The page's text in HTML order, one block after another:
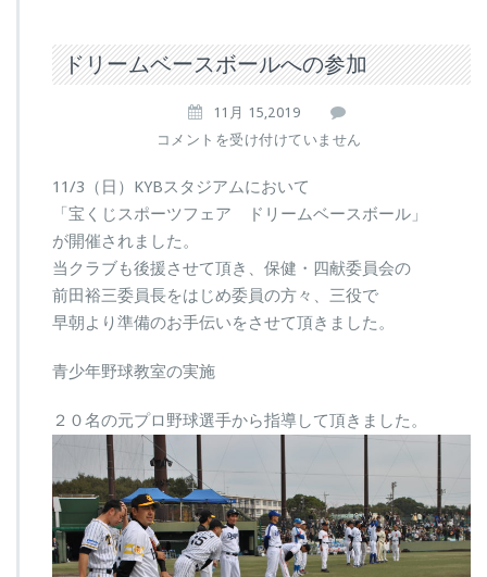
ドリームベースボールへの参加
11月 15,2019
ド
ー
ベ
ー
ス
ボ
ー
ル
の
加
は
コメントを受け付けていません
11/3（日）KYBスタジアムにおいて
「宝くじスポーツフェア ドリームベースボール」
が開催されました。
当クラブも後援させて頂き、保健・四献委員会の
前田裕三委員長をはじめ委員の方々、三役で
早朝より準備のお手伝いをさせて頂きました。
青少年野球教室の実施
２０名の元プロ野球選手から指導して頂きました。